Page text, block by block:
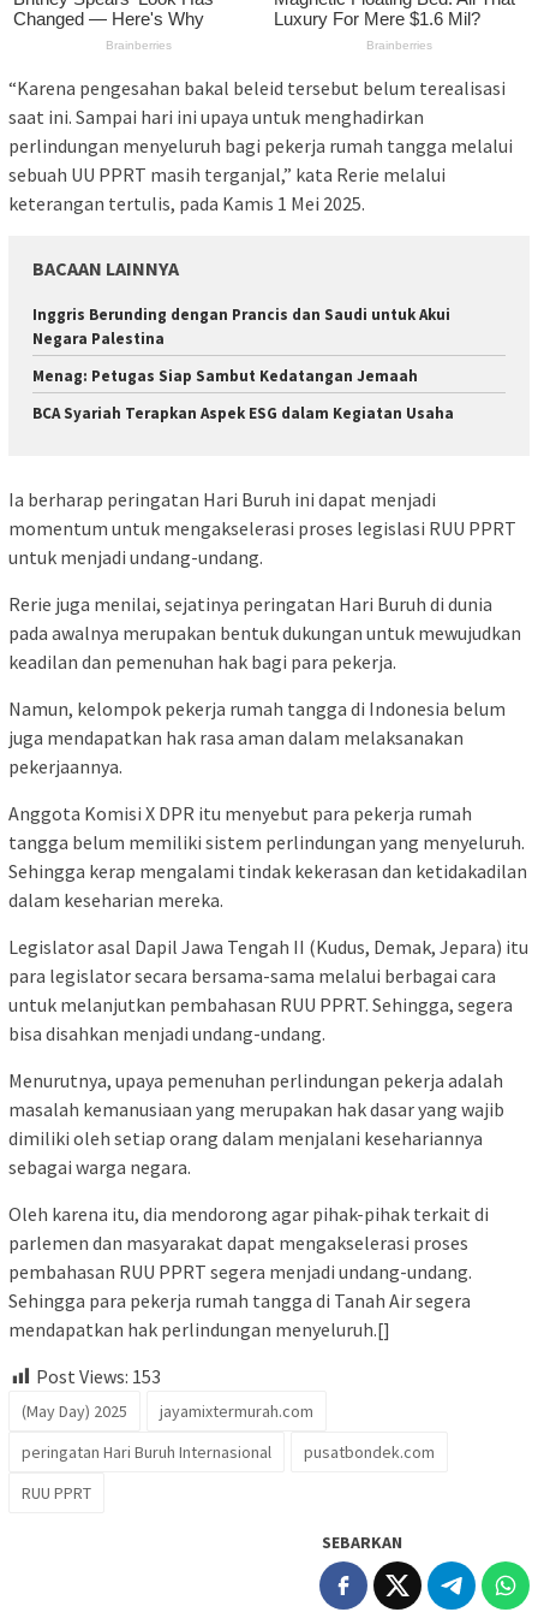
“Karena pengesahan bakal beleid tersebut belum terealisasi
saat ini. Sampai hari ini upaya untuk menghadirkan
perlindungan menyeluruh bagi pekerja rumah tangga melalui
sebuah UU PPRT masih terganjal,” kata Rerie melalui
keterangan tertulis, pada Kamis 1 Mei 2025.
BACAAN LAINNYA
Inggris Berunding dengan Prancis dan Saudi untuk Akui
Negara Palestina
Menag: Petugas Siap Sambut Kedatangan Jemaah
BCA Syariah Terapkan Aspek ESG dalam Kegiatan Usaha
Ia berharap peringatan Hari Buruh ini dapat menjadi
momentum untuk mengakselerasi proses legislasi RUU PPRT
untuk menjadi undang-undang.
Rerie juga menilai, sejatinya peringatan Hari Buruh di dunia
pada awalnya merupakan bentuk dukungan untuk mewujudkan
keadilan dan pemenuhan hak bagi para pekerja.
Namun, kelompok pekerja rumah tangga di Indonesia belum
juga mendapatkan hak rasa aman dalam melaksanakan
pekerjaannya.
Anggota Komisi X DPR itu menyebut para pekerja rumah
tangga belum memiliki sistem perlindungan yang menyeluruh.
Sehingga kerap mengalami tindak kekerasan dan ketidakadilan
dalam keseharian mereka.
Legislator asal Dapil Jawa Tengah II (Kudus, Demak, Jepara) itu
para legislator secara bersama-sama melalui berbagai cara
untuk melanjutkan pembahasan RUU PPRT. Sehingga, segera
bisa disahkan menjadi undang-undang.
Menurutnya, upaya pemenuhan perlindungan pekerja adalah
masalah kemanusiaan yang merupakan hak dasar yang wajib
dimiliki oleh setiap orang dalam menjalani kesehariannya
sebagai warga negara.
Oleh karena itu, dia mendorong agar pihak-pihak terkait di
parlemen dan masyarakat dapat mengakselerasi proses
pembahasan RUU PPRT segera menjadi undang-undang.
Sehingga para pekerja rumah tangga di Tanah Air segera
mendapatkan hak perlindungan menyeluruh.[]
Post Views: 153
(May Day) 2025
jayamixtermurah.com
peringatan Hari Buruh Internasional
pusatbondek.com
RUU PPRT
SEBARKAN